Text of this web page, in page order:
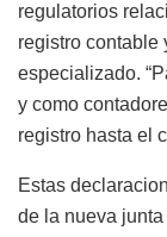
regulatorios
registro contable
especializado.
y como
registro hasta el
Estas
de la nueva